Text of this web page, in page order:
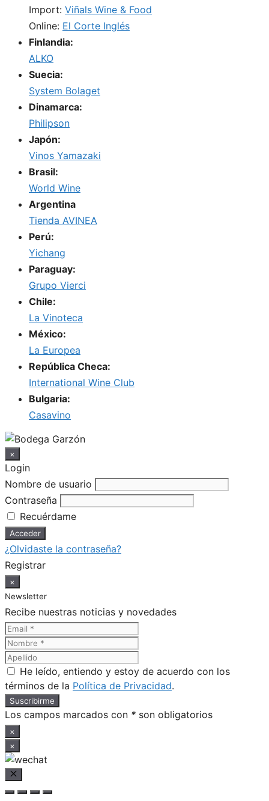
Import: Viñals Wine & Food
Online: El Corte Inglés
Finlandia:
ALKO
Suecia:
System Bolaget
Dinamarca:
Philipson
Japón:
Vinos Yamazaki
Brasil:
World Wine
Argentina
Tienda AVINEA
Perú:
Yichang
Paraguay:
Grupo Vierci
Chile:
La Vinoteca
México:
La Europea
República Checa:
International Wine Club
Bulgaria:
Casavino
×
Login
Nombre de usuario
Contraseña
Recuérdame
¿Olvidaste la contraseña?
Registrar
×
Newsletter
Recibe nuestras noticias y novedades
He leído, entiendo y estoy de acuerdo con los
términos de la Política de Privacidad.
Los campos marcados con * son obligatorios
×
×
Cerrar